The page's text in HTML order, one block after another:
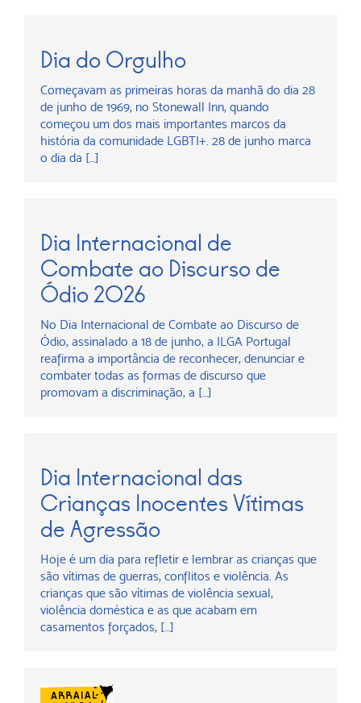
Dia do Orgulho
Começavam as primeiras horas da manhã do dia 28
de junho de 1969, no Stonewall Inn, quando
começou um dos mais importantes marcos da
história da comunidade LGBTI+. 28 de junho marca
o dia da […]
Dia Internacional de
Combate ao Discurso de
Ódio 2026
No Dia Internacional de Combate ao Discurso de
Ódio, assinalado a 18 de junho, a ILGA Portugal
reafirma a importância de reconhecer, denunciar e
combater todas as formas de discurso que
promovam a discriminação, a […]
Dia Internacional das
Crianças Inocentes Vítimas
de Agressão
Hoje é um dia para refletir e lembrar as crianças que
são vítimas de guerras, conflitos e violência. As
crianças que são vítimas de violência sexual,
violência doméstica e as que acabam em
casamentos forçados, […]